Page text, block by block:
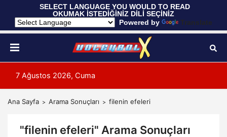
SELECT LANGUAGE YOU WOULD TO READ
OKUMAK İSTEDİĞİNİZ DİLİ SEÇİNİZ
Powered by
Translate
7 Ağustos 2026, Cuma
Ana Sayfa Arama Sonuçları filenin efeleri
"filenin efeleri" Arama Sonuçları